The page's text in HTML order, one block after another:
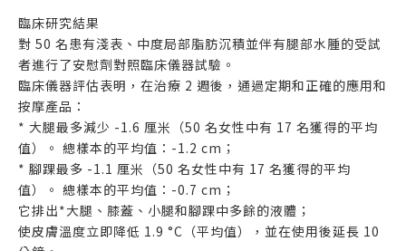
臨床研究結果
對 50 名患有淺表、中度局部脂肪沉積並伴有腿部水腫的受試
者進行了安慰劑對照臨床儀器試驗。
臨床儀器評估表明，在治療 2 週後，通過定期和正確的應用和
按摩產品：
* 大腿最多減少 -1.6 厘米（50 名女性中有 17 名獲得的平均
值）。 總樣本的平均值：-1.2 cm；
* 腳踝最多 -1.1 厘米（50 名女性中有 17 名獲得的平均
值）。 總樣本的平均值：-0.7 cm；
它排出*大腿、膝蓋、小腿和腳踝中多餘的液體；
使皮膚溫度立即降低 1.9 °C（平均值），並在使用後延長 10